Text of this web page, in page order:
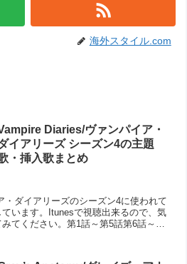
海外スタイル.com
Diaries/ヴァンパイア・
イアリーズ シーズン4の主題
・挿入歌まとめ
・ダイアリーズのシーズン4に使われて
います。Itunesで視聴出来るので、気
てください。第1話～第5話第6話～第